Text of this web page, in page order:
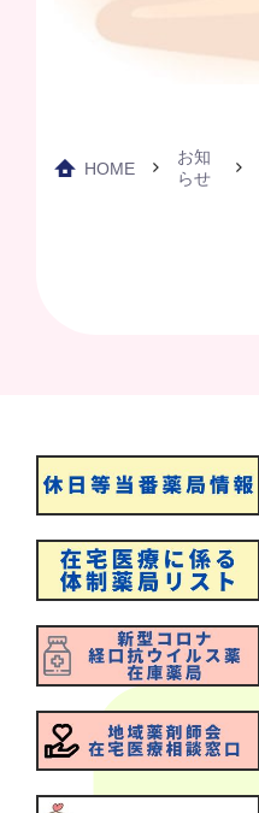
HOME
お知
らせ